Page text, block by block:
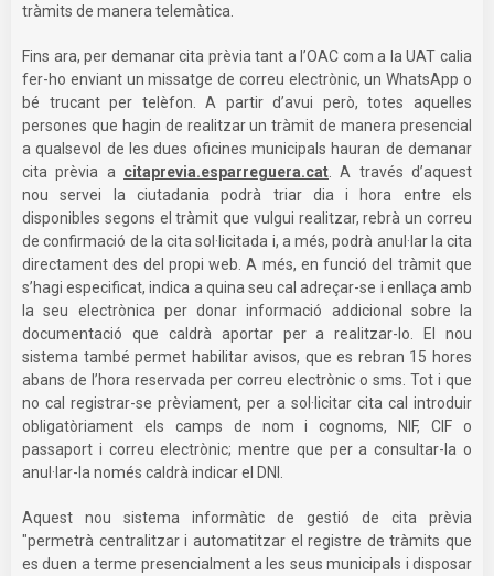
tràmits de manera telemàtica.
Fins ara, per demanar cita prèvia tant a l’OAC com a la UAT calia
fer-ho enviant un missatge de correu electrònic, un WhatsApp o
bé trucant per telèfon. A partir d’avui però, totes aquelles
persones que hagin de realitzar un tràmit de manera presencial
a qualsevol de les dues oficines municipals hauran de demanar
cita prèvia a citaprevia.esparreguera.cat . A través d’aquest
nou servei la ciutadania podrà triar dia i hora entre els
disponibles segons el tràmit que vulgui realitzar, rebrà un correu
de confirmació de la cita sol·licitada i, a més, podrà anul·lar la cita
directament des del propi web. A més, en funció del tràmit que
s’hagi especificat, indica a quina seu cal adreçar-se i enllaça amb
la seu electrònica per donar informació addicional sobre la
documentació que caldrà aportar per a realitzar-lo. El nou
sistema també permet habilitar avisos, que es rebran 15 hores
abans de l’hora reservada per correu electrònic o sms. Tot i que
no cal registrar-se prèviament, per a sol·licitar cita cal introduir
obligatòriament els camps de nom i cognoms, NIF, CIF o
passaport i correu electrònic; mentre que per a consultar-la o
anul·lar-la només caldrà indicar el DNI.
Aquest nou sistema informàtic de gestió de cita prèvia
"permetrà centralitzar i automatitzar el registre de tràmits que
es duen a terme presencialment a les seus municipals i disposar